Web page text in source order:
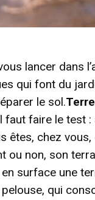
lancer dans
qui font du
le sol.
faut faire le test
êtes, chez
ou non, son
surface une
qui